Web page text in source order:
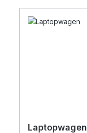
Laptopwagen